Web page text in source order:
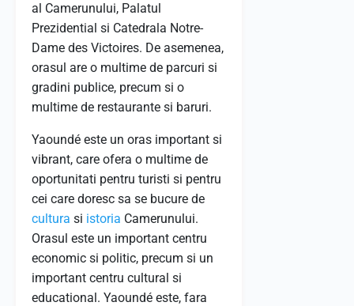
al Camerunului, Palatul
Prezidential si Catedrala Notre-
Dame des Victoires. De asemenea,
orasul are o multime de parcuri si
gradini publice, precum si o
multime de restaurante si baruri.
Yaoundé este un oras important si
vibrant, care ofera o multime de
oportunitati pentru turisti si pentru
cei care doresc sa se bucure de
cultura si istoria Camerunului.
Orasul este un important centru
economic si politic, precum si un
important centru cultural si
educational. Yaoundé este, fara